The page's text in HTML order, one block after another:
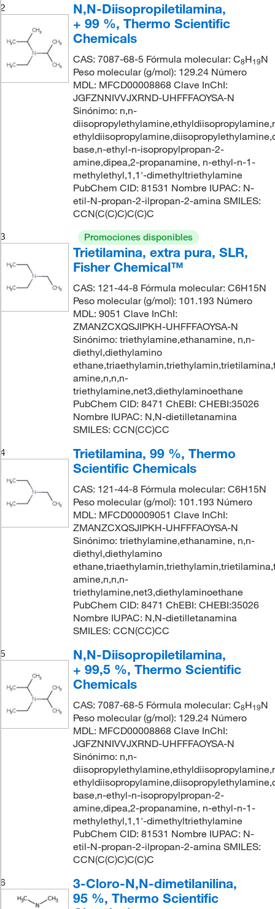
2
N,N-Diisopropiletilamina,
+ 99 %, Thermo Scientific
Chemicals
CAS: 7087-68-5 Fórmula molecular: C8H19N
Peso molecular (g/mol): 129.24 Número
MDL: MFCD00008868 Clave InChI:
JGFZNNIVVJXRND-UHFFFAOYSA-N
Sinónimo: n,n-
base,n-ethyl-n-isopropylpropan-2-
amine,dipea,2-propanamine, n-ethyl-n-1-
methylethyl,1,1'-dimethyltriethylamine
PubChem CID: 81531 Nombre IUPAC: N-
etil-N-propan-2-ilpropan-2-amina SMILES:
CCN(C(C)C)C(C)C
3
Promociones disponibles
Trietilamina, extra pura, SLR,
Fisher Chemical™
CAS: 121-44-8 Fórmula molecular: C6H15N
Peso molecular (g/mol): 101.193 Número
MDL: 9051 Clave InChI:
ZMANZCXQSJIPKH-UHFFFAOYSA-N
Sinónimo: triethylamine,ethanamine, n,n-
diethyl,diethylamino
amine,n,n,n-
triethylamine,net3,diethylaminoethane
PubChem CID: 8471 ChEBI: CHEBI:35026
Nombre IUPAC: N,N-dietilletanamina
SMILES: CCN(CC)CC
4
Trietilamina, 99 %, Thermo
Scientific Chemicals
CAS: 121-44-8 Fórmula molecular: C6H15N
Peso molecular (g/mol): 101.193 Número
MDL: MFCD00009051 Clave InChI:
ZMANZCXQSJIPKH-UHFFFAOYSA-N
Sinónimo: triethylamine,ethanamine, n,n-
diethyl,diethylamino
amine,n,n,n-
triethylamine,net3,diethylaminoethane
PubChem CID: 8471 ChEBI: CHEBI:35026
Nombre IUPAC: N,N-dietilletanamina
SMILES: CCN(CC)CC
5
N,N-Diisopropiletilamina,
+ 99,5 %, Thermo Scientific
Chemicals
CAS: 7087-68-5 Fórmula molecular: C8H19N
Peso molecular (g/mol): 129.24 Número
MDL: MFCD00008868 Clave InChI:
JGFZNNIVVJXRND-UHFFFAOYSA-N
Sinónimo: n,n-
base,n-ethyl-n-isopropylpropan-2-
amine,dipea,2-propanamine, n-ethyl-n-1-
methylethyl,1,1'-dimethyltriethylamine
PubChem CID: 81531 Nombre IUPAC: N-
etil-N-propan-2-ilpropan-2-amina SMILES:
CCN(C(C)C)C(C)C
6
3-Cloro-N,N-dimetilanilina,
95 %, Thermo Scientific